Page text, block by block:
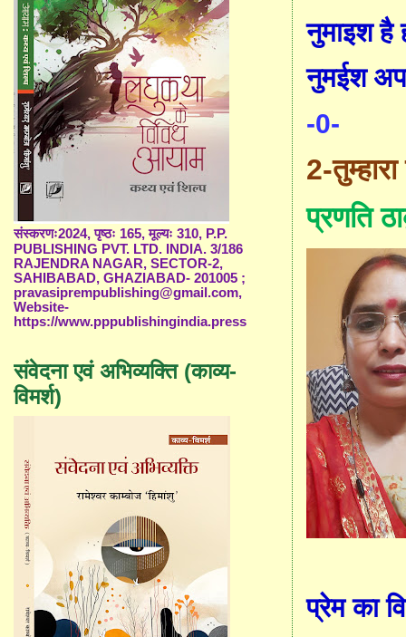
नुमाइश है
नुमईश
-0-
2-तु
प्रणति
प्रेम का
संस्करणः2024, पृष्ठः 165, मूल्यः 310, P.P.
PUBLISHING PVT. LTD. INDIA. 3/186
RAJENDRA NAGAR, SECTOR-2,
SAHIBABAD, GHAZIABAD- 201005 ;
pravasiprempublishing@gmail.com,
Website-
https://www.pppublishingindia.press
संवेदना एवं अभिव्यक्ति (काव्य-
विमर्श)